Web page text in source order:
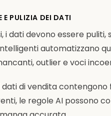
E PULIZIA DEI DATI
i dati devono essere
automatizzano
outlier e voci
dati di vendita
le regole AI possono